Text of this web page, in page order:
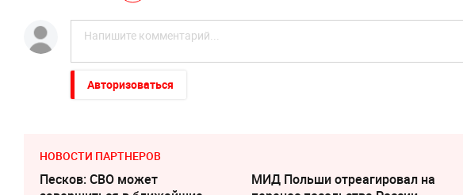
Авторизоваться
НОВОСТИ ПАРТНЕРОВ
Песков: СВО может
МИД Польши отреагировал на